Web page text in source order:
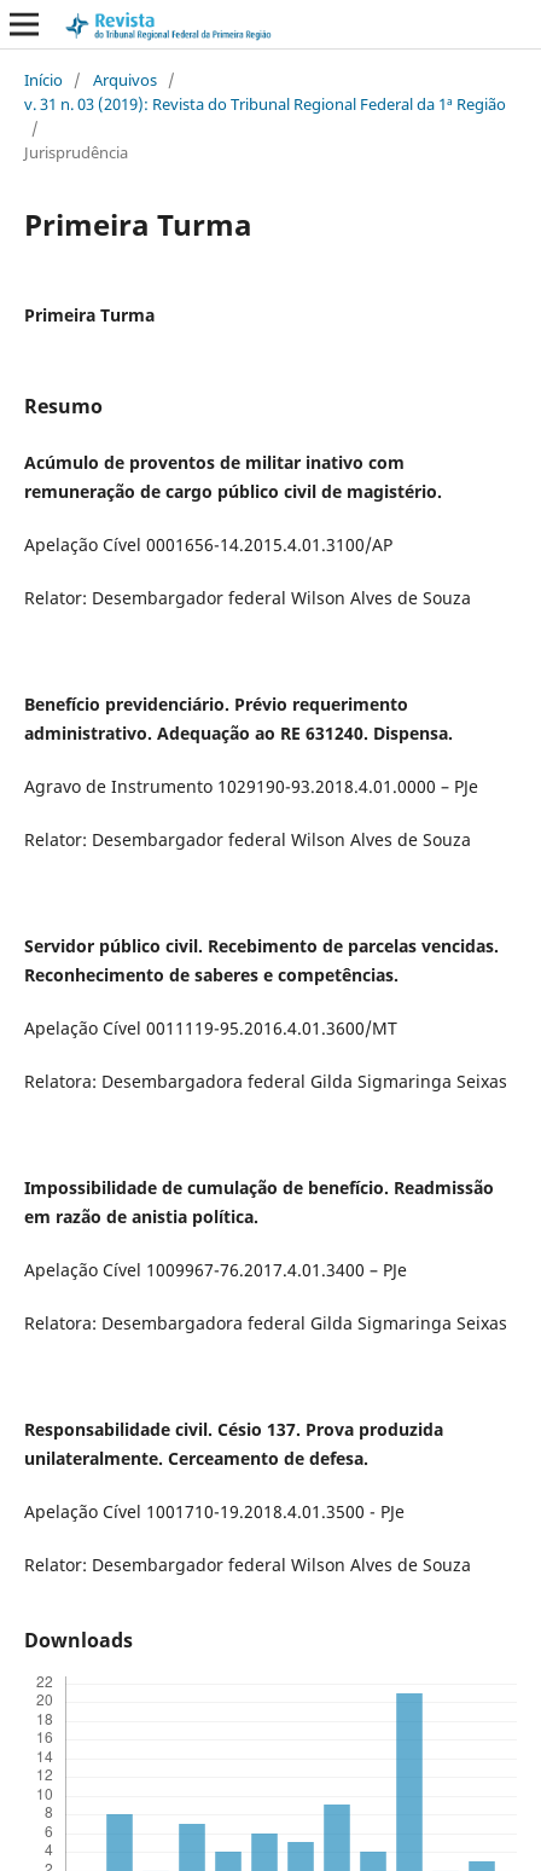
Início / Arquivos /
v. 31 n. 03 (2019): Revista do Tribunal Regional Federal da 1ª Região
/
Jurisprudência
Primeira Turma
Primeira Turma
Resumo
Acúmulo de proventos de militar inativo com
remuneração de cargo público civil de magistério.
Apelação Cível 0001656-14.2015.4.01.3100/AP
Relator: Desembargador federal Wilson Alves de Souza
Benefício previdenciário. Prévio requerimento
administrativo. Adequação ao RE 631240. Dispensa.
Agravo de Instrumento 1029190-93.2018.4.01.0000 – PJe
Relator: Desembargador federal Wilson Alves de Souza
Servidor público civil. Recebimento de parcelas vencidas.
Reconhecimento de saberes e competências.
Apelação Cível 0011119-95.2016.4.01.3600/MT
Relatora: Desembargadora federal Gilda Sigmaringa Seixas
Impossibilidade de cumulação de benefício. Readmissão
em razão de anistia política.
Apelação Cível 1009967-76.2017.4.01.3400 – PJe
Relatora: Desembargadora federal Gilda Sigmaringa Seixas
Responsabilidade civil. Césio 137. Prova produzida
unilateralmente. Cerceamento de defesa.
Apelação Cível 1001710-19.2018.4.01.3500 - PJe
Relator: Desembargador federal Wilson Alves de Souza
Downloads